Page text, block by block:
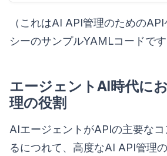
（これはAI API管理のための
シーのサンプルYAMLコードです
エージェントAI時代に
理の役割
AIエージェントがAPIの主要な
るにつれて、高度なAI API管理